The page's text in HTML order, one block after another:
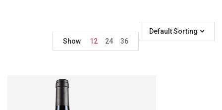
Default Sorting
Show
12 24 36